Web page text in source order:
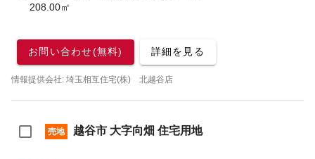
208.00㎡
お問い合わせ(無料) 詳細を見る
情報提供会社: 埼玉相互住宅(株) 北越谷店
売地 越谷市 大字向畑 住宅用地